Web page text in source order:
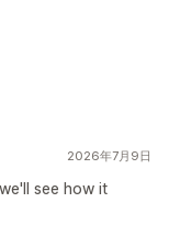
2026年7月9日
see how it